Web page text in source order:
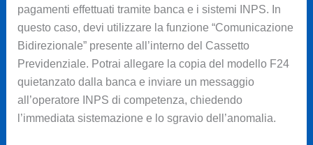
pagamenti effettuati tramite banca e i sistemi INPS. In
questo caso, devi utilizzare la funzione “Comunicazione
Bidirezionale” presente all’interno del Cassetto
Previdenziale. Potrai allegare la copia del modello F24
quietanzato dalla banca e inviare un messaggio
all’operatore INPS di competenza, chiedendo
l’immediata sistemazione e lo sgravio dell’anomalia.